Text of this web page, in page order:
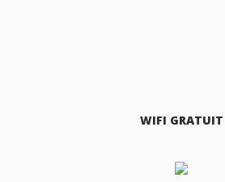
WIFI GRATUIT